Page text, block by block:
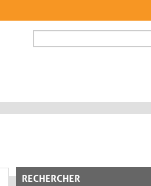
FORMULAIRE DE
RECHERCHER